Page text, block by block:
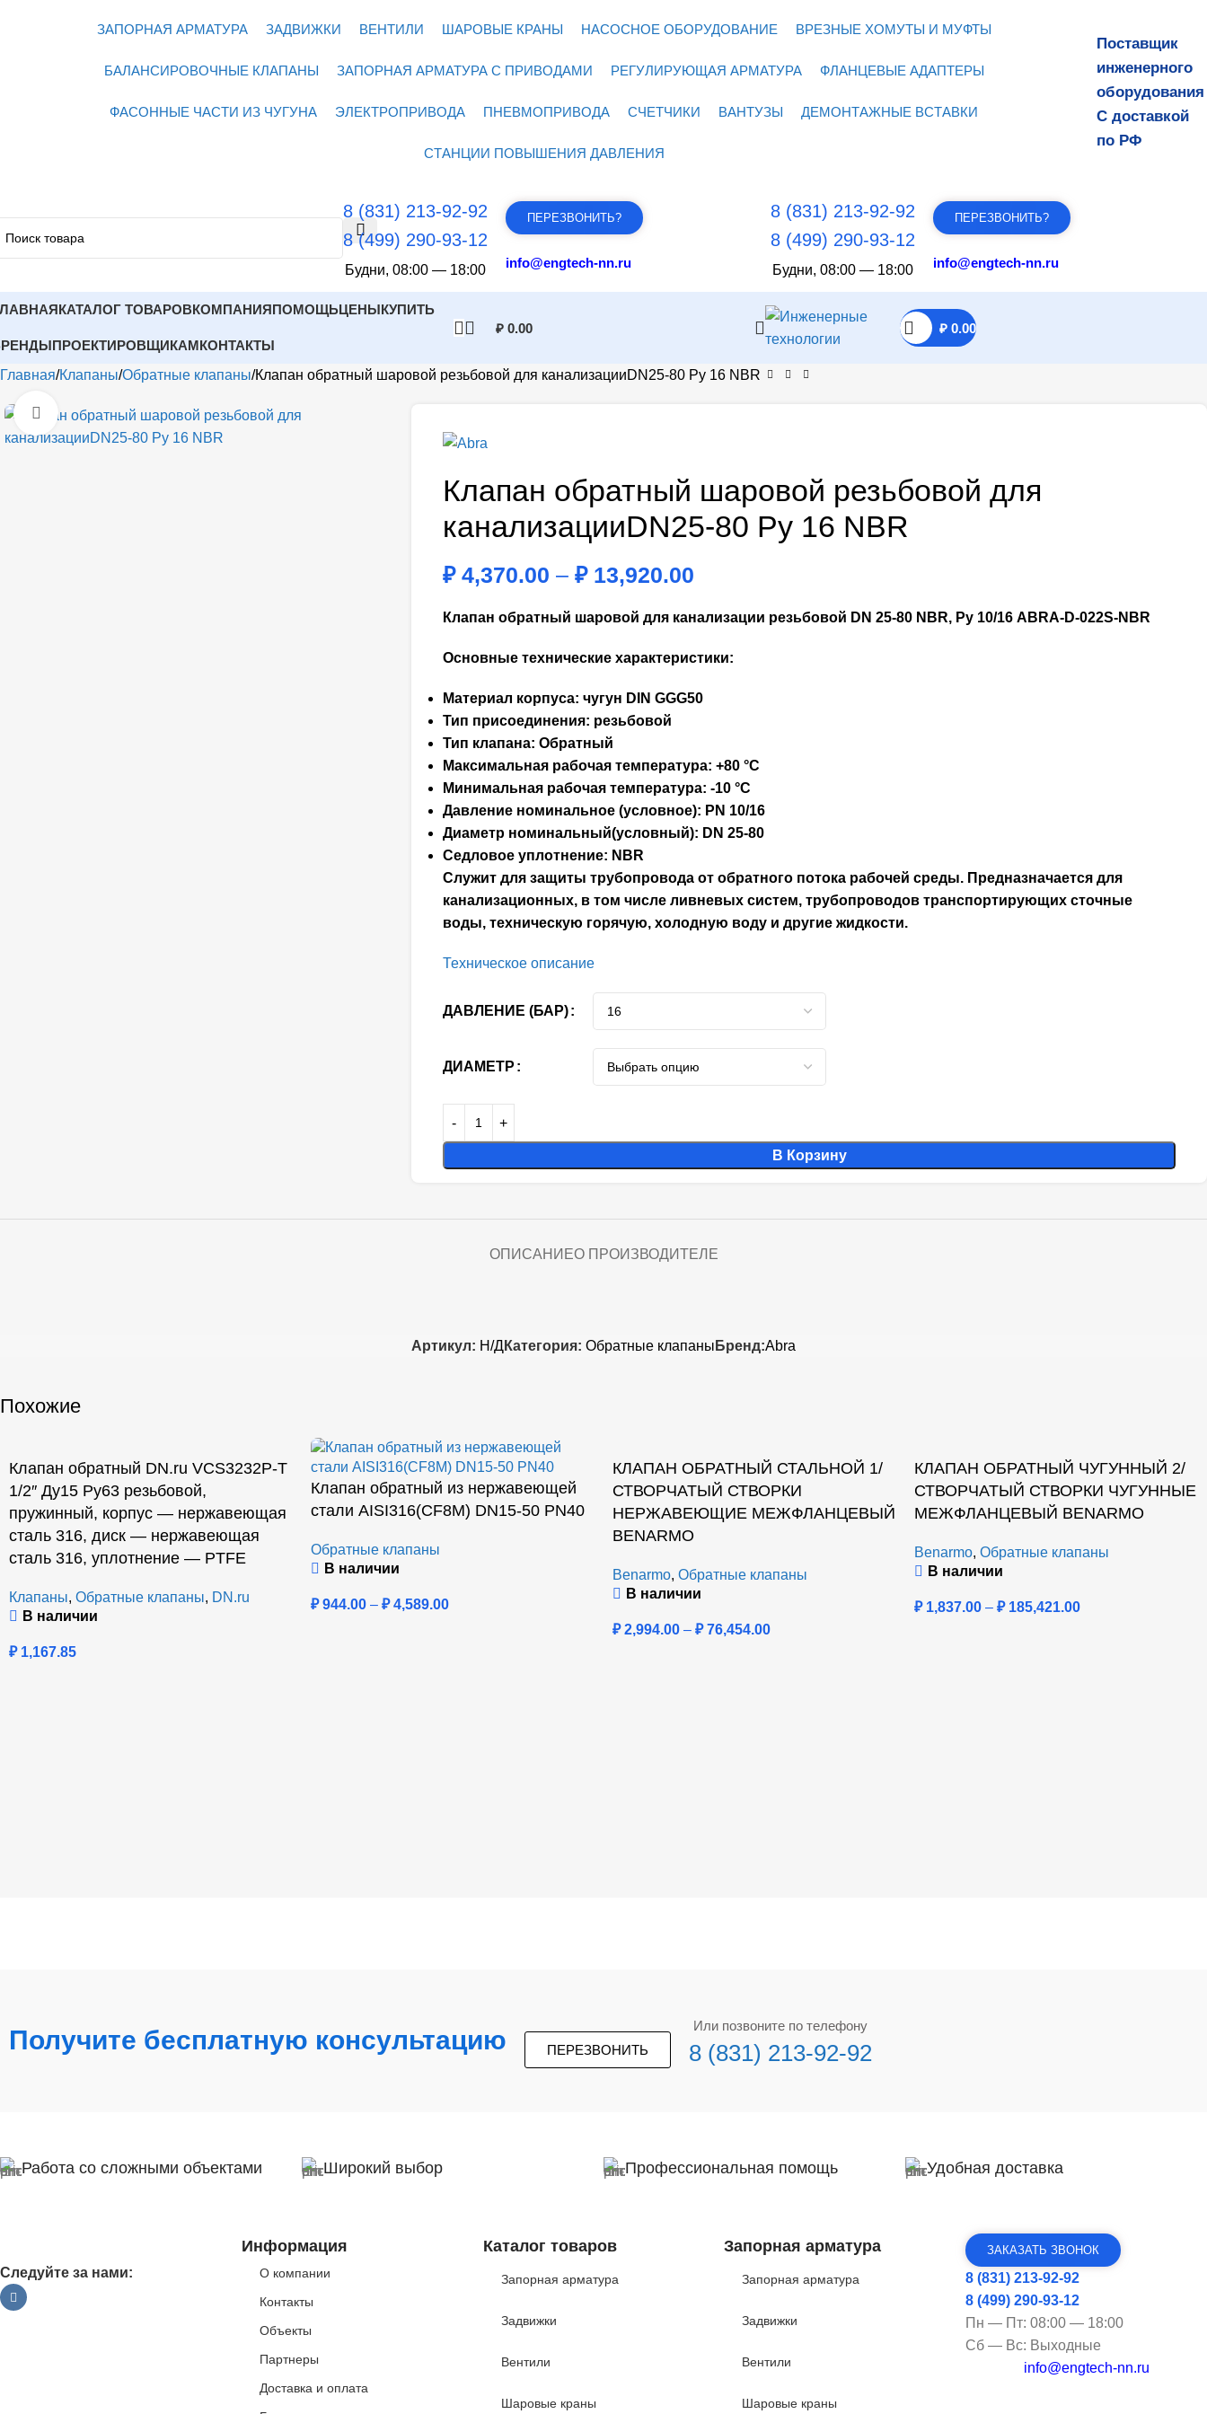
ЗАПОРНАЯ АРМАТУРА ЗАДВИЖКИ ВЕНТИЛИ ШАРОВЫЕ КРАНЫ НАСОСНОЕ ОБОРУДОВАНИЕ ВРЕЗНЫЕ ХОМУТЫ И МУФТЫ
БАЛАНСИРОВОЧНЫЕ КЛАПАНЫ ЗАПОРНАЯ АРМАТУРА С ПРИВОДАМИ РЕГУЛИРУЮЩАЯ АРМАТУРА ФЛАНЦЕВЫЕ АДАПТЕРЫ
ФАСОННЫЕ ЧАСТИ ИЗ ЧУГУНА ЭЛЕКТРОПРИВОДА ПНЕВМОПРИВОДА СЧЕТЧИКИ ВАНТУЗЫ ДЕМОНТАЖНЫЕ ВСТАВКИ
СТАНЦИИ ПОВЫШЕНИЯ ДАВЛЕНИЯ
Поставщик
инженерного
оборудования
С доставкой
по РФ
8 (831) 213-92-92
8 (499) 290-93-12
Будни, 08:00 — 18:00
ПЕРЕЗВОНИТЬ?
info@engtech-nn.ru
8 (831) 213-92-92
8 (499) 290-93-12
Будни, 08:00 — 18:00
ПЕРЕЗВОНИТЬ?
info@engtech-nn.ru
КАТАЛОГ ТОВАРОВКОМПАНИЯПОМОЩЬЦЕНЫКУПИТЬ
ПРОЕКТИРОВЩИКАМКОНТАКТЫ
₽0.00 ₽0.00
Главная Клапаны Обратные клапаны Клапан обратный шаровой резьбовой для канализацииDN25-80 Ру 16 NBR
Открыть
Клапан обратный шаровой резьбовой для
канализацииDN25-80 Ру 16 NBR
₽4,370.00 – ₽13,920.00
Клапан обратный шаровой для канализации резьбовой DN 25-80 NBR, Ру 10/16 ABRA-D-022S-NBR
Основные технические характеристики:
Материал корпуса: чугун DIN GGG50
Тип присоединения: резьбовой
Тип клапана: Обратный
Максимальная рабочая температура: +80 °C
Минимальная рабочая температура: -10 °C
Давление номинальное (условное): РN 10/16
Диаметр номинальный(условный): DN 25-80
Седловое уплотнение: NBR
Служит для защиты трубопровода от обратного потока рабочей среды. Предназначается для
канализационных, в том числе ливневых систем, трубопроводов транспортирующих сточные
воды, техническую горячую, холодную воду и другие жидкости.
Техническое описание
ДАВЛЕНИЕ (БАР)
ДИАМЕТР
В Корзину
ОПИСАНИЕО ПРОИЗВОДИТЕЛЕ
Артикул: Н/ДКатегория: Обратные клапаны Бренд:Abra
Похожие
Клапан обратный DN.ru VCS3232P-T
1/2″ Ду15 Ру63 резьбовой,
пружинный, корпус — нержавеющая
сталь 316, диск — нержавеющая
сталь 316, уплотнение — PTFE
Клапаны, Обратные клапаны, DN.ru
В наличии
₽1,167.85
Клапан обратный из нержавеющей
стали AISI316(CF8M) DN15-50 PN40
Обратные клапаны
В наличии
₽944.00 – ₽4,589.00
КЛАПАН ОБРАТНЫЙ СТАЛЬНОЙ 1/
СТВОРЧАТЫЙ СТВОРКИ
НЕРЖАВЕЮЩИЕ МЕЖФЛАНЦЕВЫЙ
BENARMO
Benarmo, Обратные клапаны
В наличии
₽2,994.00 – ₽76,454.00
КЛАПАН ОБРАТНЫЙ ЧУГУННЫЙ 2/
СТВОРЧАТЫЙ СТВОРКИ ЧУГУННЫЕ
МЕЖФЛАНЦЕВЫЙ BENARMO
Benarmo, Обратные клапаны
В наличии
₽1,837.00 – ₽185,421.00
Получите бесплатную консультацию ПЕРЕЗВОНИТЬ
Или позвоните по телефону
8 (831) 213-92-92
Работа со сложными объектами Широкий выбор Профессиональная помощь Удобная доставка
Следуйте за нами:
Информация
О компании
Контакты
Объекты
Партнеры
Доставка и оплата
Каталог товаров
Запорная арматура
Задвижки
Вентили
Шаровые краны
Запорная арматура
Запорная арматура
Задвижки
Вентили
Шаровые краны
ЗАКАЗАТЬ ЗВОНОК
8 (831) 213-92-92
8 (499) 290-93-12
Пн — Пт: 08:00 — 18:00
Сб — Вс: Выходные
info@engtech-nn.ru